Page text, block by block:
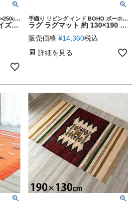
ラグ ラグマット カーペット 200×250cm コットンキリム
コットンキリムラグ[Lサイズ]200×250cm[Eタイプ](31410)【生活雑貨のELEMENTS本店】
手織り リビング インド BOHO ボーホー 絨毯 敷物 マット
ラグ ラグマット 約 130×190 cm 長方形 コットン 綿 コットンキリム [34450]【 デザイン キリム カーペット 天然素材 ハンドメイド おしゃれ 北欧 オールシーズン 春 夏 秋 冬 リゾート ヴィンテージ風 カラフル アジアン エスニック 男前 西海岸風 メキシカンラグ 】
販売価格 ¥14,360税込
詳細を見る